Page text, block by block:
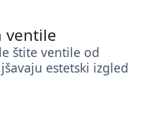
ventile
štite ventile od
estetski izgled